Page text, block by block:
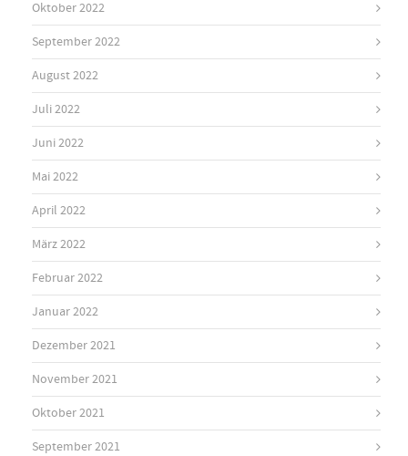
Oktober 2022
September 2022
August 2022
Juli 2022
Juni 2022
Mai 2022
April 2022
März 2022
Februar 2022
Januar 2022
Dezember 2021
November 2021
Oktober 2021
September 2021